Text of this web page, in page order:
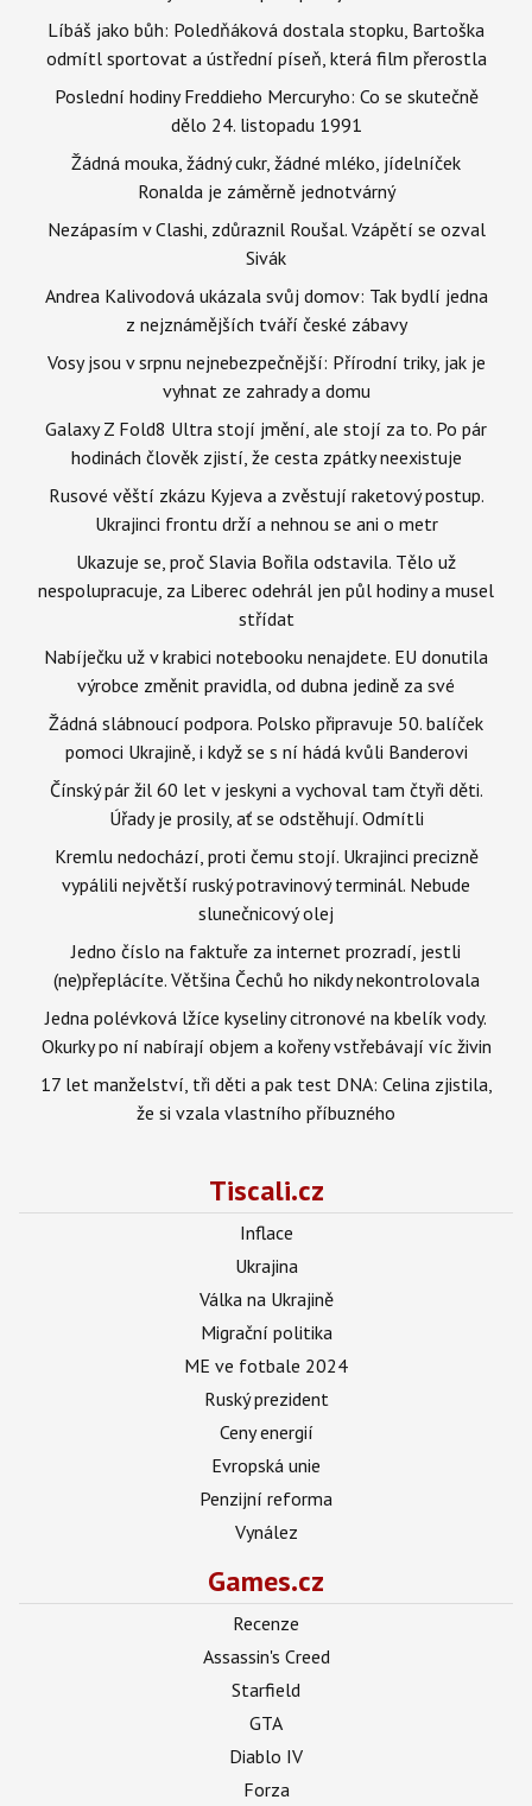
Líbáš jako bůh: Poledňáková dostala stopku, Bartoška
odmítl sportovat a ústřední píseň, která film přerostla
Poslední hodiny Freddieho Mercuryho: Co se skutečně
dělo 24. listopadu 1991
Žádná mouka, žádný cukr, žádné mléko, jídelníček
Ronalda je záměrně jednotvárný
Nezápasím v Clashi, zdůraznil Roušal. Vzápětí se ozval
Sivák
Andrea Kalivodová ukázala svůj domov: Tak bydlí jedna
z nejznámějších tváří české zábavy
Vosy jsou v srpnu nejnebezpečnější: Přírodní triky, jak je
vyhnat ze zahrady a domu
Galaxy Z Fold8 Ultra stojí jmění, ale stojí za to. Po pár
hodinách člověk zjistí, že cesta zpátky neexistuje
Rusové věští zkázu Kyjeva a zvěstují raketový postup.
Ukrajinci frontu drží a nehnou se ani o metr
Ukazuje se, proč Slavia Bořila odstavila. Tělo už
nespolupracuje, za Liberec odehrál jen půl hodiny a musel
střídat
Nabíječku už v krabici notebooku nenajdete. EU donutila
výrobce změnit pravidla, od dubna jedině za své
Žádná slábnoucí podpora. Polsko připravuje 50. balíček
pomoci Ukrajině, i když se s ní hádá kvůli Banderovi
Čínský pár žil 60 let v jeskyni a vychoval tam čtyři děti.
Úřady je prosily, ať se odstěhují. Odmítli
Kremlu nedochází, proti čemu stojí. Ukrajinci precizně
vypálili největší ruský potravinový terminál. Nebude
slunečnicový olej
Jedno číslo na faktuře za internet prozradí, jestli
(ne)přeplácíte. Většina Čechů ho nikdy nekontrolovala
Jedna polévková lžíce kyseliny citronové na kbelík vody.
Okurky po ní nabírají objem a kořeny vstřebávají víc živin
17 let manželství, tři děti a pak test DNA: Celina zjistila,
že si vzala vlastního příbuzného
Tiscali.cz
Inflace
Ukrajina
Válka na Ukrajině
Migrační politika
ME ve fotbale 2024
Ruský prezident
Ceny energií
Evropská unie
Penzijní reforma
Vynález
Games.cz
Recenze
Assassin's Creed
Starfield
GTA
Diablo IV
Forza